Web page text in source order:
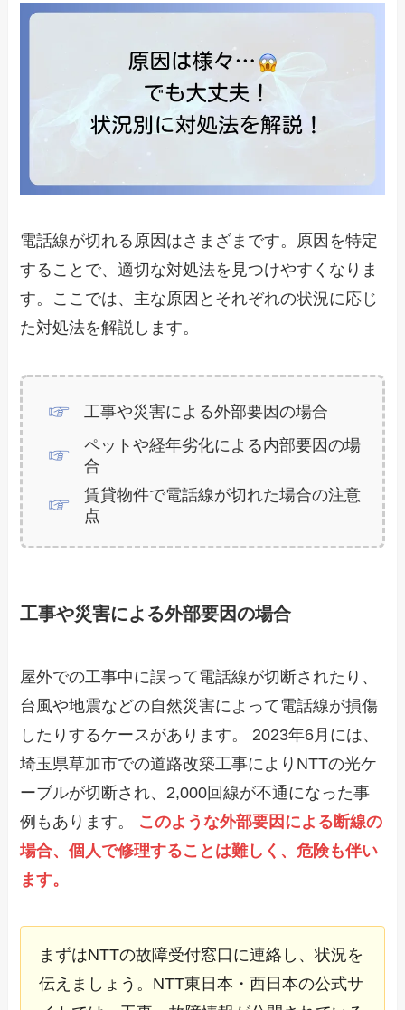
電話線が切れる原因はさまざまです。原因を特定
することで、適切な対処法を見つけやすくなりま
す。ここでは、主な原因とそれぞれの状況に応じ
た対処法を解説します。
工事や災害による外部要因の場合
ペットや経年劣化による内部要因の場
合
賃貸物件で電話線が切れた場合の注意
点
工事や災害による外部要因の場合
屋外での工事中に誤って電話線が切断されたり、
台風や地震などの自然災害によって電話線が損傷
したりするケースがあります。 2023年6月には、
埼玉県草加市での道路改築工事によりNTTの光ケ
ーブルが切断され、2,000回線が不通になった事
例もあります。 このような外部要因による断線の
場合、個人で修理することは難しく、危険も伴い
ます。
まずはNTTの故障受付窓口に連絡し、状況を
伝えましょう。NTT東日本・西日本の公式サ